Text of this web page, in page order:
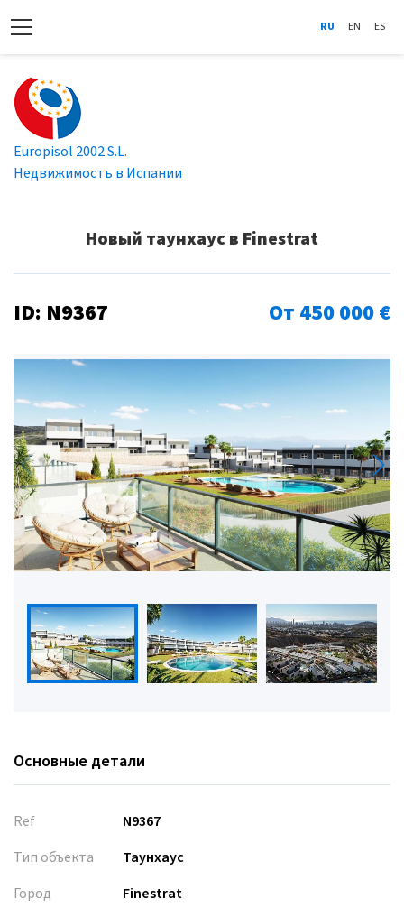
RU EN ES
Europisol 2002 S.L.
Недвижимость в Испании
Новый таунхаус в Finestrat
ID: N9367 От 450 000 €
Основные детали
Ref
N9367
Тип объекта
Таунхаус
Город
Finestrat